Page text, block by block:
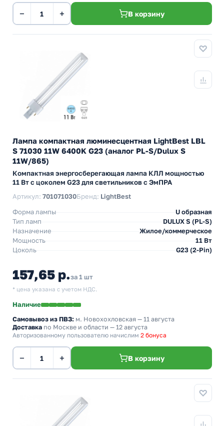
− + В корзину
Лампа компактная люминесцентная LightBest LBL
S 71030 11W 6400K G23 (аналог PL-S/Dulux S
11W/865)
Компактная энергосберегающая лампа КЛЛ мощностью
11 Вт с цоколем G23 для светильников с ЭмПРА
Артикул: 701071030Бренд: LightBest
Форма лампы
U образная
Тип ламп
DULUX S (PL-S)
Назначение
Жилое/коммерческое
Мощность
11 Вт
Цоколь
G23 (2-Pin)
157,65 р.за 1 шт
* цена указана с учетом НДС.
Наличие
Самовывоз из ПВЗ: м. Новохохловская — 11 августа
Доставка по Москве и области — 12 августа
Авторизованному пользователю начислим 2 бонуса
− + В корзину